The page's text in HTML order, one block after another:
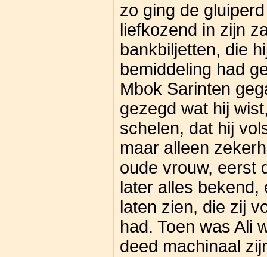
zo ging de
liefkozend in zijn
bankbiljetten, die
bemiddeling had
Mbok Sarinten
gezegd wat hij
schelen, dat hij
maar alleen
oude vrouw, eerst
later alles bekend,
laten zien, die zij
had. Toen was Ali
deed machinaal